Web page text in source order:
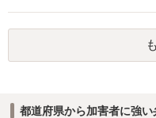
断されれば処罰規定がない状
部分が否定されますので，暴
になるでしょうか…）だけが
都道府県から加害者に強